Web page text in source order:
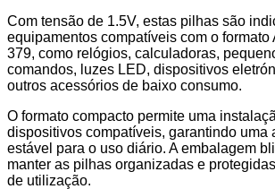
para
Relógios,
Calculadoras
e
Pequenos
Com tensão de 1.5V, estas pilhas são
equipamentos compatíveis com o formato
379, como relógios, calculadoras,
comandos, luzes LED, dispositivos
outros acessórios de baixo consumo.
O formato compacto permite uma
dispositivos compatíveis, garantindo uma
estável para o uso diário. A embalagem
manter as pilhas organizadas e
de utilização.